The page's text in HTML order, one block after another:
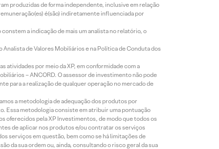
produzidas de forma independente, inclusive em relação
é(são) indiretamente influenciada por
a indicação de mais um analista no relatório, o
de Valores Mobiliários e na Política de Conduta dos
atividades por meio da XP, em conformidade com a
– ANCORD. O assessor de investimento não pode
para a realização de qualquer operação no mercado de
a metodologia de adequação dos produtos por
Essa metodologia consiste em atribuir uma pontuação
oferecidos pela XP Investimentos, de modo que todos os
de aplicar nos produtos e/ou contratar os serviços
serviços em questão, bem como se há limitações de
da sua ordem ou, ainda, consultando o risco geral da sua